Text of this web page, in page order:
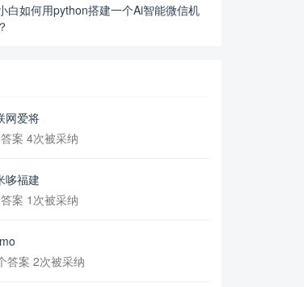
白如何用python搭建一个Ai智能微信机
网爱将
案 4次被采纳
哆福建
案 1次被采纳
答案 2次被采纳